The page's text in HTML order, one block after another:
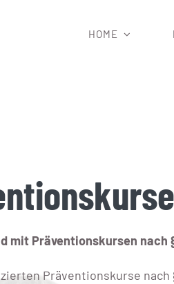
HOME
mit Präventionskursen nach
Präventionskurse nach